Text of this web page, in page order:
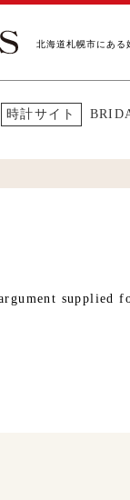
北海道札幌市にある
時計サイト
supplied